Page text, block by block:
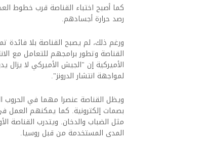
كما أصبح اختباء القناصة قرب خطوط
رصد حرارة أجسادهم.
ورغم ذلك، لم يصبح القناصة بلا فائدة
القناصة وتطور برامجهم للتعامل مع
الأميركية إن "الجيش الأميركي لا يزال
لمواجهة انتشار الدرونز".
ويظل القناصة عنصرا مهما في الحروب
بصمات إلكترونية. كما يمكنهم العمل
مثل الضباب والدخان. ويتدرب القناصة
المدى المستخدمة من قبل روسيا.